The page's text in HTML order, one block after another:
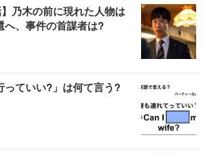
】乃木の前に現れた人物は
、事件の首謀者は?
っていい?」は何て言う?